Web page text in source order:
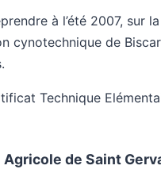
à l’été 2007, sur
cynotechnique de
Technique
de Saint